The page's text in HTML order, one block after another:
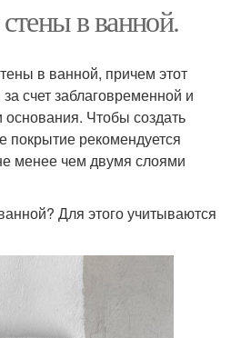
в ванной.
в ванной, причем этот
счет заблаговременной и
основания. Чтобы создать
покрытие рекомендуется
менее чем двумя слоями
Для этого учитываются